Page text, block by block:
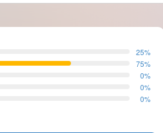
25%
75%
0%
0%
0%